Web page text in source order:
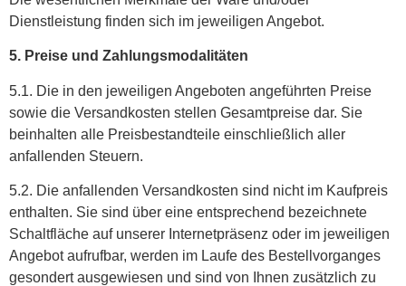
Dienstleistung finden sich im jeweiligen Angebot.
5. Preise und Zahlungsmodalitäten
5.1. Die in den jeweiligen Angeboten angeführten Preise
sowie die Versandkosten stellen Gesamtpreise dar. Sie
beinhalten alle Preisbestandteile einschließlich aller
anfallenden Steuern.
5.2. Die anfallenden Versandkosten sind nicht im Kaufpreis
enthalten. Sie sind über eine entsprechend bezeichnete
Schaltfläche auf unserer Internetpräsenz oder im jeweiligen
Angebot aufrufbar, werden im Laufe des Bestellvorganges
gesondert ausgewiesen und sind von Ihnen zusätzlich zu